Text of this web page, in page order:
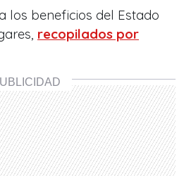
los beneficios del Estado
recopilados por